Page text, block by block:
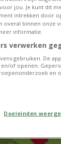
jou. Je kunt dit
intrekken door
overal binnen onze
informatie.
verwerken
gebruiken. De
en/of openen.
en
Doeleinden